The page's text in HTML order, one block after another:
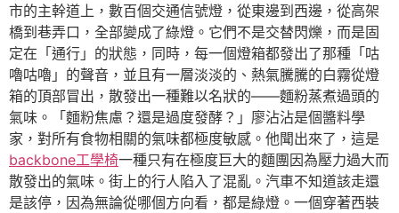
市的主幹道上，數百個交通信號燈，從東邊到西邊，從高架
橋到巷弄口，全部變成了綠燈。它們不是交替閃爍，而是固
定在「通行」的狀態，同時，每一個燈箱都發出了那種「咕
嚕咕嚕」的聲音，並且有一層淡淡的、熱氣騰騰的白霧從燈
箱的頂部冒出，散發出一種難以名狀的——麵粉蒸煮過頭的
氣味。「麵粉焦慮？還是過度發酵？」廖沾沾是個醬料學
家，對所有食物相關的氣味都極度敏感。他聞出來了，這是
backbone工學椅一種只有在極度巨大的麵團因為壓力過大而
散發出的氣味。街上的行人陷入了混亂。汽車不知道該走還
是該停，因為無論從哪個方向看，都是綠燈。一個穿著西裝